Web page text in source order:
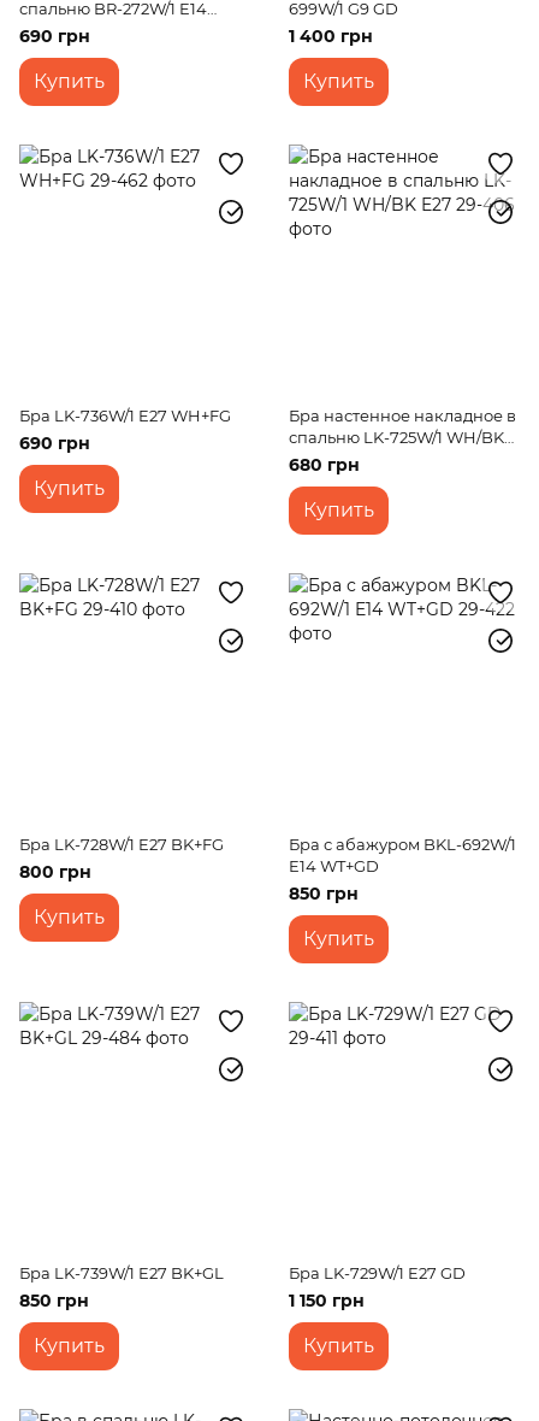
спальню BR-272W/1 E14
BK+WOOD
690 грн
Купить
699W/1 G9 GD
1 400 грн
Купить
Бра LK-736W/1 E27 WH+FG
690 грн
Купить
Бра настенное накладное в
спальню LK-725W/1 WH/BK
E27
680 грн
Купить
Бра LK-728W/1 E27 BK+FG
800 грн
Купить
Бра с абажуром BKL-692W/1
E14 WT+GD
850 грн
Купить
Бра LK-739W/1 E27 BK+GL
850 грн
Купить
Бра LK-729W/1 E27 GD
1 150 грн
Купить